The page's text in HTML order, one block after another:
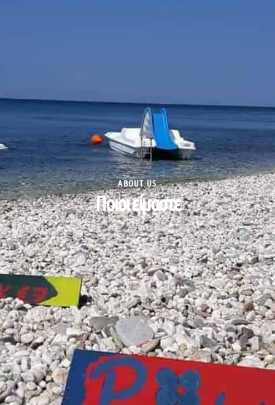
ABOUT US
Ποιοι είμαστε